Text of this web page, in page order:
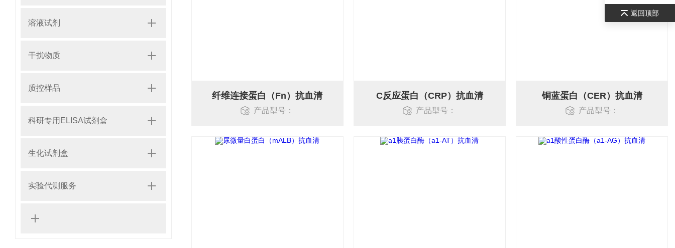
溶液试剂
干扰物质
质控样品
科研专用ELISA试剂盒
生化试剂盒
实验代测服务
纤维连接蛋白（Fn）抗血清
产品型号：
C反应蛋白（CRP）抗血清
产品型号：
铜蓝蛋白（CER）抗血清
产品型号：
返回顶部